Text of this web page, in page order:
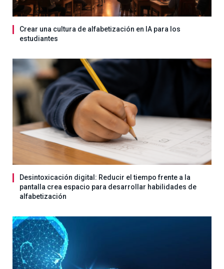
Crear una cultura de alfabetización en IA para los
estudiantes
Desintoxicación digital: Reducir el tiempo frente a la
pantalla crea espacio para desarrollar habilidades de
alfabetización